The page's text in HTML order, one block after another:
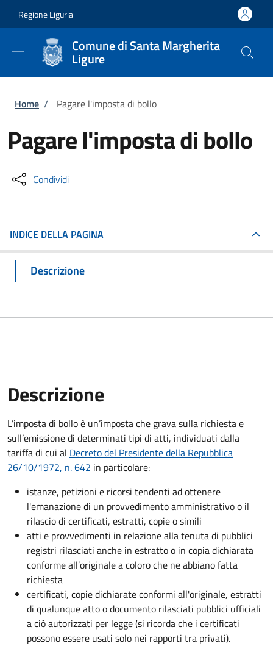
Regione Liguria
Comune di Santa Margherita
Ligure
Briciole di pane
Home / Pagare l'imposta di bollo
Pagare l'imposta di bollo
Condividi
INDICE DELLA PAGINA
Descrizione
Descrizione
L’imposta di bollo è un’imposta che grava sulla richiesta e
sull’emissione di determinati tipi di atti, individuati dalla
tariffa di cui al Decreto del Presidente della Repubblica
26/10/1972, n. 642 in particolare:
istanze, petizioni e ricorsi tendenti ad ottenere
l'emanazione di un provvedimento amministrativo o il
rilascio di certificati, estratti, copie o simili
atti e provvedimenti in relazione alla tenuta di pubblici
registri rilasciati anche in estratto o in copia dichiarata
conforme all’originale a coloro che ne abbiano fatta
richiesta
certificati, copie dichiarate conformi all'originale, estratti
di qualunque atto o documento rilasciati pubblici ufficiali
a ciò autorizzati per legge (si ricorda che i certificati
possono essere usati solo nei rapporti tra privati).